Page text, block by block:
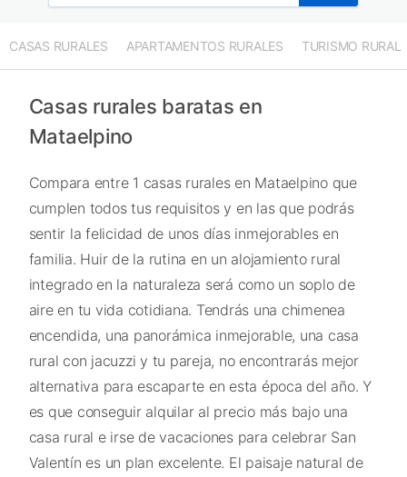
CASAS RURALES APARTAMENTOS RURALES TURISMO RURAL
Casas rurales baratas en
Mataelpino
Compara entre 1 casas rurales en Mataelpino que
cumplen todos tus requisitos y en las que podrás
sentir la felicidad de unos días inmejorables en
familia. Huir de la rutina en un alojamiento rural
integrado en la naturaleza será como un soplo de
aire en tu vida cotidiana. Tendrás una chimenea
encendida, una panorámica inmejorable, una casa
rural con jacuzzi y tu pareja, no encontrarás mejor
alternativa para escaparte en esta época del año. Y
es que conseguir alquilar al precio más bajo una
casa rural e irse de vacaciones para celebrar San
Valentín es un plan excelente. El paisaje natural de